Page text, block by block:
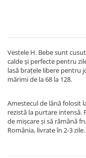
Vestele H. Bebe sunt
calde și perfecte pentru
lasă brațele libere pentru
mărimi de la 68 la 128.
Amestecul de lână folosit
rezistă la purtare intensă.
de mișcare și să rămână
România, livrate în 2-3 zile.